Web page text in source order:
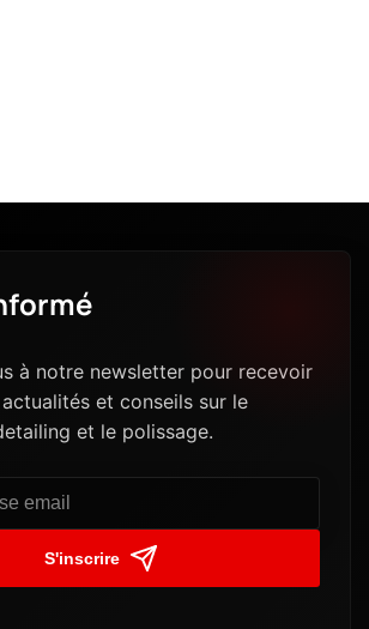
à notre newsletter pour recevoir
et conseils sur le
et le polissage.
S'inscrire